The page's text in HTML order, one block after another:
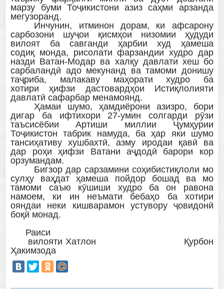
марзу буми Тоҷикистони азиз саҳми арзанда
мегузоранд.
Инчунин, итминон дорам, ки афсарону
сарбозони шуҷои қисмҳои низомии ҳудуди
вилоят ба савганди ҳарбии худ ҳамеша
содиқ монда, рисолати фарзандии худро дар
назди Ватан-Модар ва халқу давлати хеш бо
сарбаландӣ адо мекунанд ва тамоми донишу
таҷриба, малакаву маҳорати худро ба
хотири ҳифзи дастовардҳои Истиқлолияти
давлатӣ сафарбар менамоянд.
Ҳамаи шумо, ҳамдиёрони азизро, бори
дигар ба ифтихори 27-умин солгарди рӯзи
таъсисёбии Артиши миллии Ҷумҳурии
Тоҷикистон табрик намуда, ба ҳар яки шумо
тансиҳативу хушбахтӣ, азму иродаи қавӣ ва
дар роҳи ҳифзи Ватани аҷдодӣ барори кор
орзумандам.
Бигзор дар сарзамини соҳибистиқлоли мо
сулҳу ваҳдат ҳамеша пойдор бошад ва мо
тамоми саъю кӯшиши худро ба он равона
намоем, ки ин неъмати бебаҳо ба хотири
ояндаи неки кишварамон устувору ҷовидонӣ
боқӣ монад.
Раиси
вилояти Хатлон Қурбон
Ҳакимзода